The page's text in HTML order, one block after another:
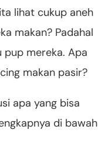
lihat cukup aneh
makan? Padahal
mereka. Apa
makan pasir?
apa yang bisa
di bawah